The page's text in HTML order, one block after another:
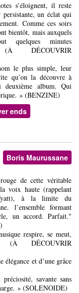
s’éloignent, il reste
persistante, un éclat qui
Comme ces soirs
bientôt, mais auxquels
quelques minutes
DÉCOUVRIR
le plus simple, leur
qu’on la découvre à
deuxième album. Qui
» (BENZINE)
ends
Boris Maurussane
de cette véritable
voix haute (rappelant
à la limite du
l’ensemble formant
un accord. Parfait."
respire, se meut,
DÉCOUVRIR
élégance et d’une grâce
savante sans
» (SOLENOIDE)